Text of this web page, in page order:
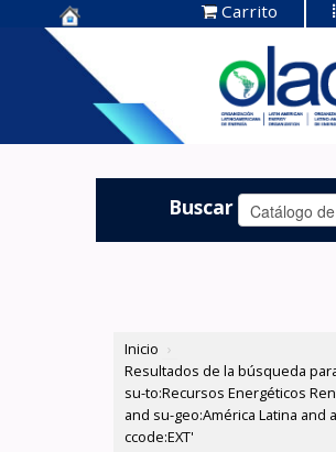
Centro de
Documentación
OLADE -
Carrito
Buscar
Inicio ›
Resultados de la búsqueda para
su-to:Recursos Energéticos
and su-geo:América Latina and
ccode:EXT'